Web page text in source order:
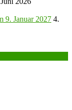
9. Januar 2027 4.